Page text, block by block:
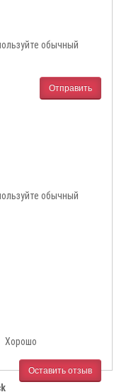
обычный
Отправить
обычный
Хорошо
Оставить отзыв